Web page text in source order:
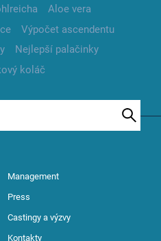
Aloe vera
Výpočet ascendentu
Nejlepší palačinky
koláč
Management
Press
Castingy a výzvy
Kontakty